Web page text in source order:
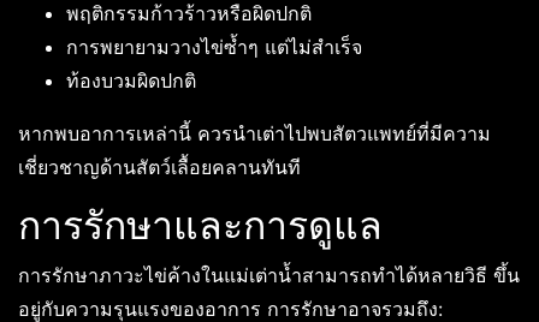
พฤติกรรมก้าวร้าวหรือผิดปกติ
การพยายามวางไข่ซ้ำๆ แต่ไม่สำเร็จ
ท้องบวมผิดปกติ
หากพบอาการเหล่านี้ ควรนำเต่าไปพบสัตวแพทย์ที่มีความ
เชี่ยวชาญด้านสัตว์เลื้อยคลานทันที
การรักษาและการดูแล
การรักษาภาวะไข่ค้างในแม่เต่าน้ำสามารถทำได้หลายวิธี ขึ้น
อยู่กับความรุนแรงของอาการ การรักษาอาจรวมถึง: